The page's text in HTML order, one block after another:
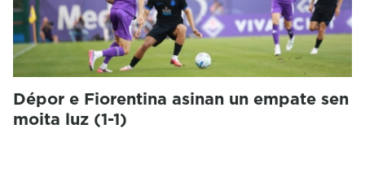
Dépor e Fiorentina asinan un empate sen
moita luz (1-1)